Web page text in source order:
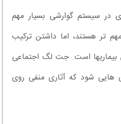
در سیستم گوارشی بسیار مهم
تر هستند، اما داشتن ترکیب
بیماریها است. جت لگ اجتماعی
هایی شود که آثاری منفی روی